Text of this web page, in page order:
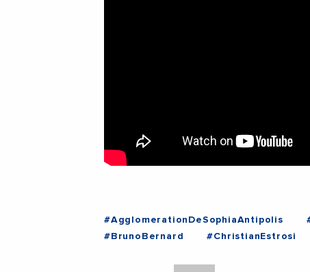
#AgglomerationDeSophiaAntipolis
#BrunoBernard
#ChristianEstrosi